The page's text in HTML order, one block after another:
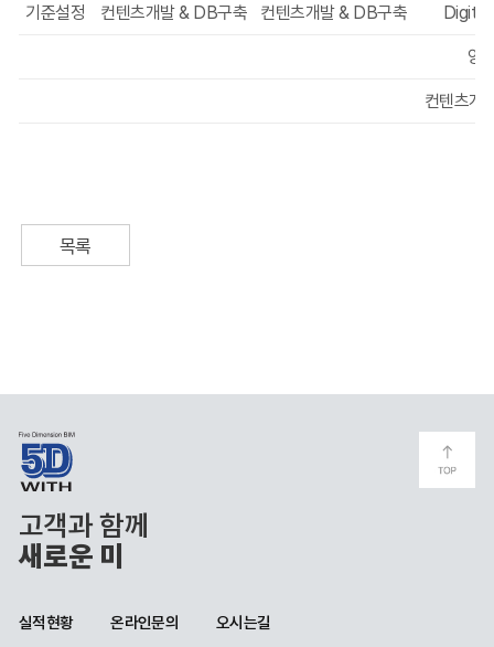
기준설정 컨텐츠개발 & DB구축 컨텐츠개발 & DB구축
양
컨텐츠개
목록
고객과 함께
새로운 미래를
실적현황 온라인문의 오시는길